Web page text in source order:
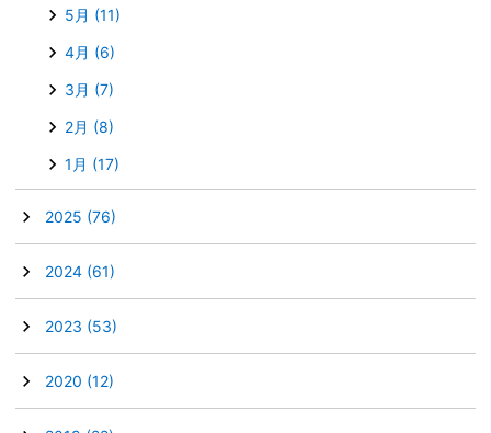
5月 (11)
4月 (6)
3月 (7)
2月 (8)
1月 (17)
2025 (76)
2024 (61)
2023 (53)
2020 (12)